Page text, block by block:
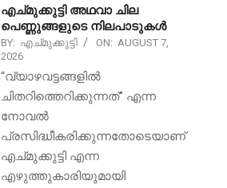
എച്മുക്കുട്ടി അഥവാ ചില
പെണ്ണുങ്ങളുടെ നിലപാടുകൾ
BY: എച്മുക്കുട്ടി ON: AUGUST 7,
2026
“വ്യാഴവട്ടങ്ങളിൽ
ചിതറിത്തെറിക്കുന്നത്” എന്ന
നോവൽ
പ്രസിദ്ധീകരിക്കുന്നതോടെയാണ്
എച്മുക്കുട്ടി എന്ന
എഴുത്തുകാരിയുമായി